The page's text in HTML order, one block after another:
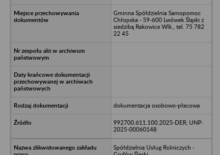
Gminna Spółdzielnia Samopomoc
Chłopska - 59-600 Lwówek Śląski z
siedzibą Rakowice Wlk., tel. 75 782
22 45
dokumentacja osobowo-płacowa
992700.611.100.2025-DER; UNP:
2025-00060148
Spółdzielnia Usług Rolniczych -